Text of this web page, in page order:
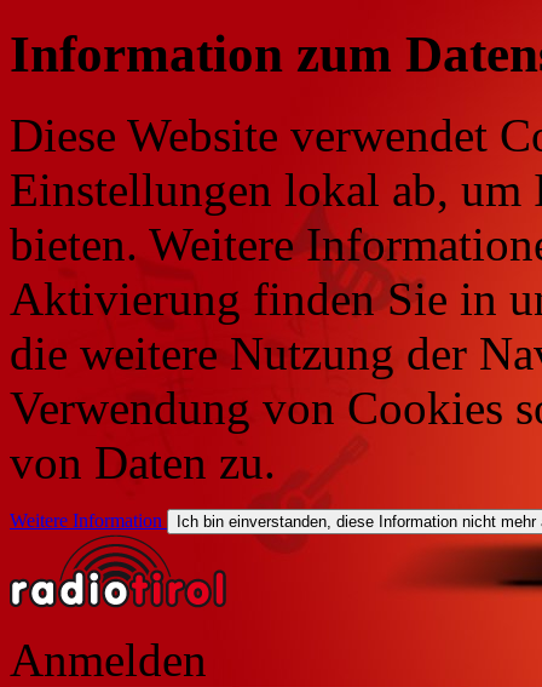
Information zum
Diese Website verwendet
Einstellungen lokal ab, um
bieten. Weitere
Aktivierung finden Sie in
die weitere Nutzung der
Verwendung von Cookies
von Daten zu.
Weitere Information Ich bin einverstanden, diese Information nicht mehr
Anmelden